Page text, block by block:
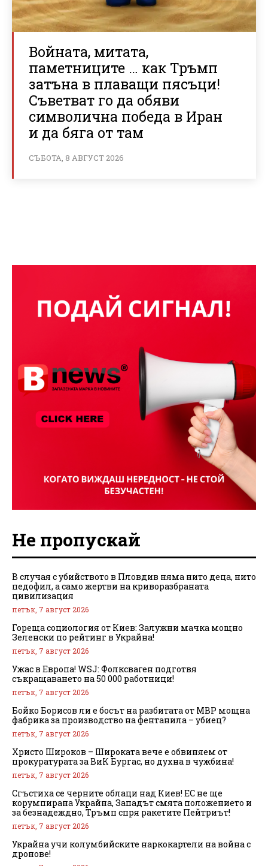
Войната, митата,
паметниците … как Тръмп
затъна в плаващи пясъци!
Съветват го да обяви
символична победа в Иран
и да бяга от там
СЪБОТА, 8 АВГУСТ 2026
Не пропускай
В случая с убийството в Пловдив няма нито деца, нито
педофил, а само жертви на криворазбраната
цивилизация
петък, 7 август 2026
Гореща социология от Киев: Залужни мачка мощно
Зеленски по рейтинг в Украйна!
петък, 7 август 2026
Ужас в Европа! WSJ: Фолксваген подготвя
съкращаването на 50 000 работници!
петък, 7 август 2026
Бойко Борисов ли е босът на разбитата от МВР мощна
фабрика за производство на фентанила – убиец?
петък, 7 август 2026
Христо Широков – Широката вече е обвиняем от
прокуратурата за ВиК Бургас, но духна в чужбина!
петък, 7 август 2026
Сгъстиха се черните облаци над Киев! ЕС не ще
корумпирана Украйна, Западът смята положението и
за безнадеждно, Тръмп спря ракетите Пейтриът!
петък, 7 август 2026
Украйна учи колумбийските наркокартели на война с
дронове!